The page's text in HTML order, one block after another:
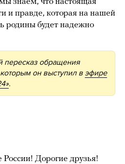
и правде, которая на нашей
родины будет надежно
пересказ обращения
он выступил в эфире
.
Дорогие друзья!